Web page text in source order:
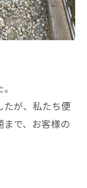
たが、私たち便
で、お客様の